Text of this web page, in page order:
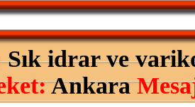
Sık idrar ve
Ankara